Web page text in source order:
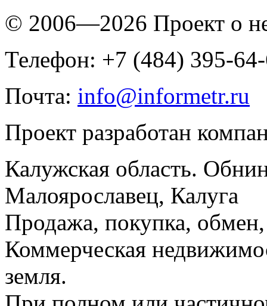
© 2006—2026 Проект о
Телефон: +7 (484) 395-
Почта: info@informetr.ru
Проект разработан
Калужская область.
Малоярославец, Калуга
Продажа, покупка, обмен,
Коммерческая
земля.